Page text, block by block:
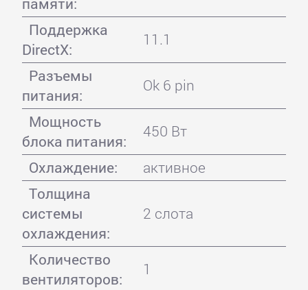
Поддержка
DirectX:
11.1
Разъемы
питания:
Ok 6 pin
Мощность
блока питания:
450 Вт
Охлаждение:
активное
Толщина
системы
охлаждения:
2 слота
Количество
вентиляторов:
1